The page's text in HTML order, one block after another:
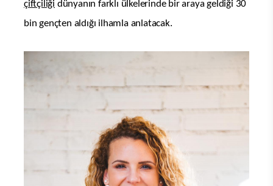
çiftçiliği dünyanın farklı ülkelerinde bir araya geldiği 30
bin gençten aldığı ilhamla anlatacak.